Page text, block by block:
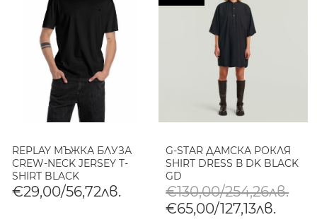
REPLAY МЪЖКА БЛУЗА
CREW-NECK JERSEY T-
SHIRT BLACK
€29,00/56,72лв.
G-STAR ДАМСКА РОКЛЯ
SHIRT DRESS В DK BLACK
GD
€130,00/254,26лв.
€65,00/127,13лв.